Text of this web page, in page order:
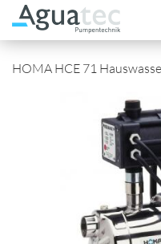
HOMA HCE 71